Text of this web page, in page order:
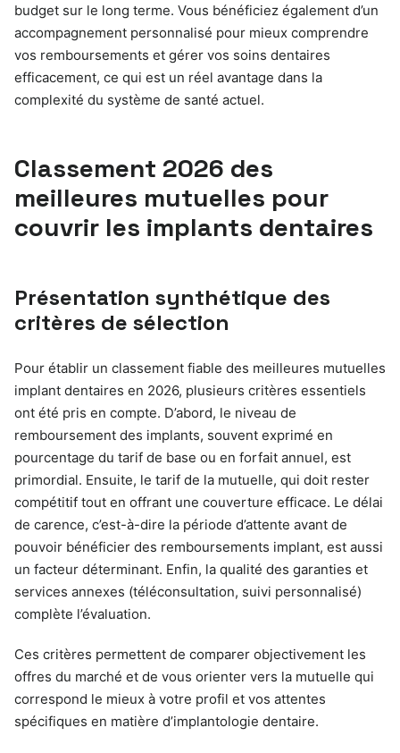
budget sur le long terme. Vous bénéficiez également d’un
accompagnement personnalisé pour mieux comprendre
vos remboursements et gérer vos soins dentaires
efficacement, ce qui est un réel avantage dans la
complexité du système de santé actuel.
Classement 2026 des
meilleures mutuelles pour
couvrir les implants dentaires
Présentation synthétique des
critères de sélection
Pour établir un classement fiable des meilleures mutuelles
implant dentaires en 2026, plusieurs critères essentiels
ont été pris en compte. D’abord, le niveau de
remboursement des implants, souvent exprimé en
pourcentage du tarif de base ou en forfait annuel, est
primordial. Ensuite, le tarif de la mutuelle, qui doit rester
compétitif tout en offrant une couverture efficace. Le délai
de carence, c’est-à-dire la période d’attente avant de
pouvoir bénéficier des remboursements implant, est aussi
un facteur déterminant. Enfin, la qualité des garanties et
services annexes (téléconsultation, suivi personnalisé)
complète l’évaluation.
Ces critères permettent de comparer objectivement les
offres du marché et de vous orienter vers la mutuelle qui
correspond le mieux à votre profil et vos attentes
spécifiques en matière d’implantologie dentaire.